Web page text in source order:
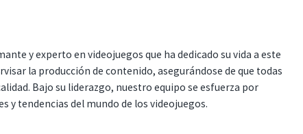
y experto en videojuegos que ha dedicado su vida a este
la producción de contenido, asegurándose de que todas
Bajo su liderazgo, nuestro equipo se esfuerza por
y tendencias del mundo de los videojuegos.